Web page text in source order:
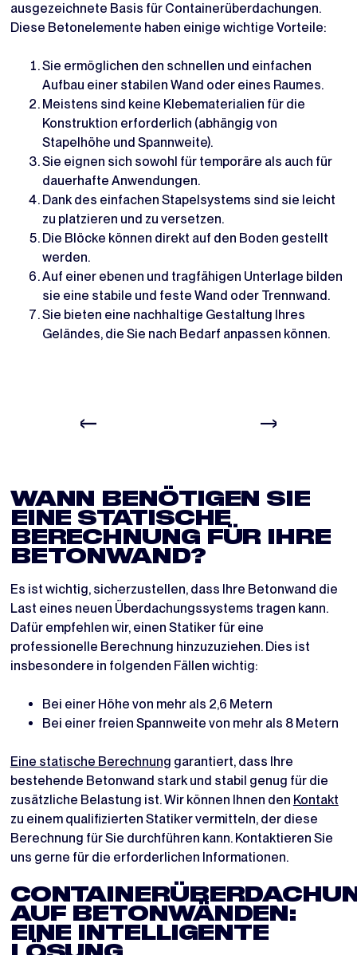
ausgezeichnete Basis für Containerüberdachungen.
Diese Betonelemente haben einige wichtige Vorteile:
Sie ermöglichen den schnellen und einfachen
Aufbau einer stabilen Wand oder eines Raumes.
Meistens sind keine Klebematerialien für die
Konstruktion erforderlich (abhängig von
Stapelhöhe und Spannweite).
Sie eignen sich sowohl für temporäre als auch für
dauerhafte Anwendungen.
Dank des einfachen Stapelsystems sind sie leicht
zu platzieren und zu versetzen.
Die Blöcke können direkt auf den Boden gestellt
werden.
Auf einer ebenen und tragfähigen Unterlage bilden
sie eine stabile und feste Wand oder Trennwand.
Sie bieten eine nachhaltige Gestaltung Ihres
Geländes, die Sie nach Bedarf anpassen können.
WANN BENÖTIGEN SIE
EINE STATISCHE
BERECHNUNG FÜR IHRE
BETONWAND?
Es ist wichtig, sicherzustellen, dass Ihre Betonwand die
Last eines neuen Überdachungssystems tragen kann.
Dafür empfehlen wir, einen Statiker für eine
professionelle Berechnung hinzuzuziehen. Dies ist
insbesondere in folgenden Fällen wichtig:
Bei einer Höhe von mehr als 2,6 Metern
Bei einer freien Spannweite von mehr als 8 Metern
Eine statische Berechnung garantiert, dass Ihre
bestehende Betonwand stark und stabil genug für die
zusätzliche Belastung ist. Wir können Ihnen den Kontakt
zu einem qualifizierten Statiker vermitteln, der diese
Berechnung für Sie durchführen kann. Kontaktieren Sie
uns gerne für die erforderlichen Informationen.
AUF BETONWÄNDEN:
EINE INTELLIGENTE